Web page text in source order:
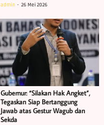
admin 26 Mei 2026
Gubernur: “Silakan Hak Angket”,
Tegaskan Siap Bertanggung
Jawab atas Gestur Wagub dan
Sekda